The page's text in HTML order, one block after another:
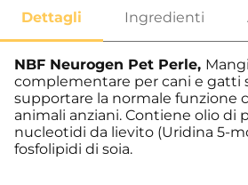
NBF Neurogen Pet Perle,
complementare per cani e gatti
supportare la normale funzione
animali anziani. Contiene olio di
nucleotidi da lievito (Uridina 5-
fosfolipidi di soia.